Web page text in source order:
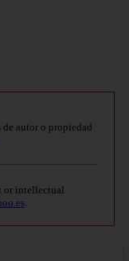
autor o propiedad
or intellectual